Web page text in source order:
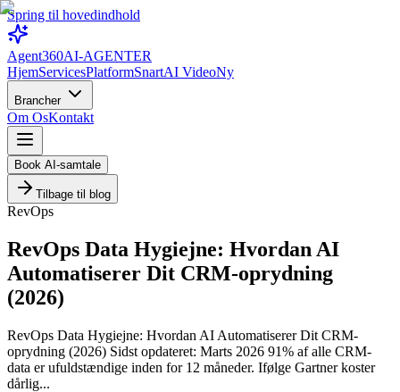
Spring til hovedindhold
Agent360AI-AGENTER
HjemServicesPlatformSnartAI VideoNy
Brancher
Om OsKontakt
Book AI-samtale
Tilbage til blog
RevOps
RevOps Data Hygiejne: Hvordan AI
Automatiserer Dit CRM-oprydning
(2026)
RevOps Data Hygiejne: Hvordan AI Automatiserer Dit CRM-
oprydning (2026) Sidst opdateret: Marts 2026 91% af alle CRM-
data er ufuldstændige inden for 12 måneder. Ifølge Gartner koster
dårlig...